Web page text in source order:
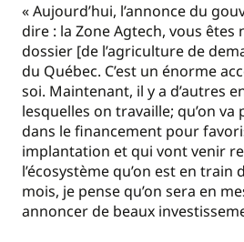
« Aujourd’hui, l’annonce du
dire : la Zone Agtech, vous
dossier [de l’agriculture de
du Québec. C’est un énorme
soi. Maintenant, il y a d’autres
lesquelles on travaille; qu’on
dans le financement pour
implantation et qui vont venir
l’écosystème qu’on est en train
mois, je pense qu’on sera en
annoncer de beaux